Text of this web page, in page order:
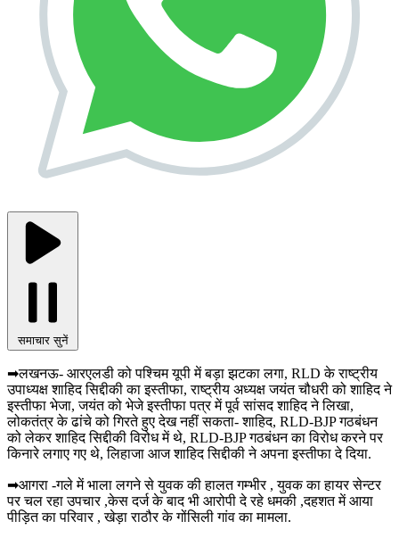
समाचार सुनें
➡लखनऊ- आरएलडी को पश्चिम यूपी में बड़ा झटका लगा, RLD के राष्ट्रीय
उपाध्यक्ष शाहिद सिद्दीकी का इस्तीफा, राष्ट्रीय अध्यक्ष जयंत चौधरी को शाहिद ने
इस्तीफा भेजा, जयंत को भेजे इस्तीफा पत्र में पूर्व सांसद शाहिद ने लिखा,
लोकतंत्र के ढांचे को गिरते हुए देख नहीं सकता- शाहिद, RLD-BJP गठबंधन
को लेकर शाहिद सिद्दीकी विरोध में थे, RLD-BJP गठबंधन का विरोध करने पर
किनारे लगाए गए थे, लिहाजा आज शाहिद सिद्दीकी ने अपना इस्तीफा दे दिया.
➡आगरा -गले में भाला लगने से युवक की हालत गम्भीर , युवक का हायर सेन्टर
पर चल रहा उपचार ,केस दर्ज के बाद भी आरोपी दे रहे धमकी ,दहशत में आया
पीड़ित का परिवार , खेड़ा राठौर के गोंसिली गांव का मामला.